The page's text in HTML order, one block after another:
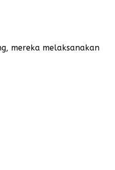
mereka melaksanakan